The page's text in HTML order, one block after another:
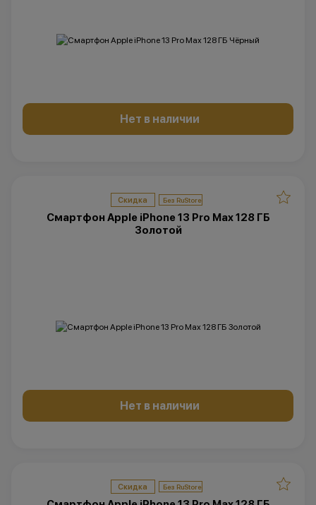
Нет в наличии
Скидка
Смартфон Apple iPhone 13 Pro Max 128 ГБ
Золотой
Нет в наличии
Скидка